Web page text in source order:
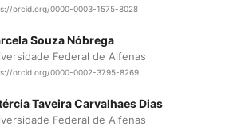
orcid.org/0000-0003-1575-8028
Souza Nóbrega
Federal de Alfenas
orcid.org/0000-0002-3795-8269
Taveira Carvalhaes Dias
Federal de Alfenas